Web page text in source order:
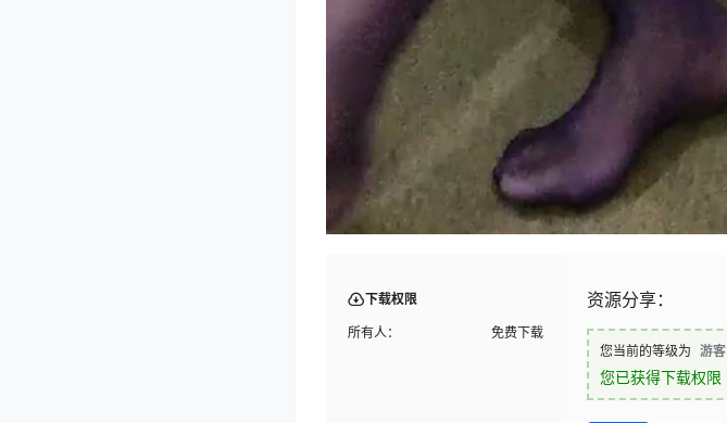
下载权限
所有人： 免费下载
资源分享：
您当前的等级为 游客
您已获得下载权限